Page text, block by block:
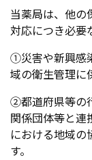
当薬局は、他の
対応につき必要
①災害や新興感
域の衛生管理に
②都道府県等の
関係団体等と連
における地域の
す。